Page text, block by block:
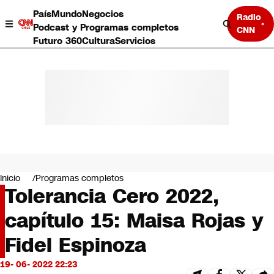
PaísMundoNegocios
Podcast y Programas completos
Futuro 360CulturaServicios
Radio
CNN
Negocios
Deportes
Programas completos
Cultura
Servicios
Bits
CNN tiempo
Inicio Programas completos
Tolerancia Cero 2022,
capítulo 15: Maisa Rojas y
Fidel Espinoza
19- 06- 2022 22:23